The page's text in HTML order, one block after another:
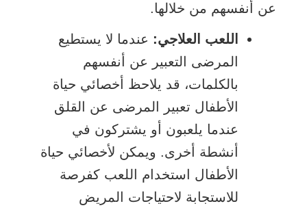
عن أنفسهم من خلالها.
اللعب العلاجي: عندما لا يستطيع
المرضى التعبير عن أنفسهم
بالكلمات، قد يلاحظ أخصائي حياة
الأطفال تعبير المرضى عن القلق
عندما يلعبون أو يشتركون في
أنشطة أخرى. ويمكن لأخصائي حياة
الأطفال استخدام اللعب كفرصة
للاستجابة لاحتياجات المريض